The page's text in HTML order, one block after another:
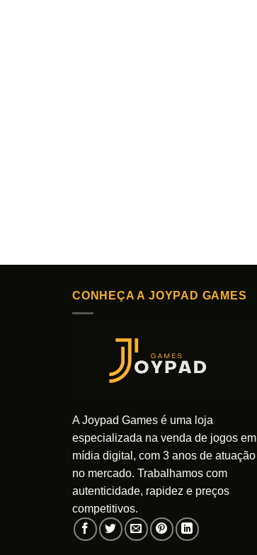
CONHEÇA A JOYPAD GAMES
A Joypad Games é uma loja
especializada na venda de jogos em
mídia digital, com 3 anos de atuação
no mercado. Trabalhamos com
autenticidade, rapidez e preços
competitivos.